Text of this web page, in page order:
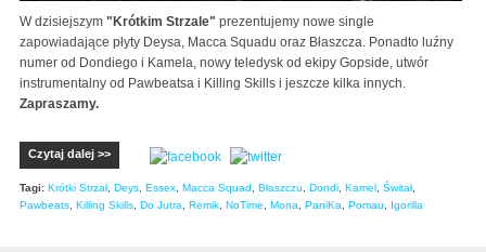
W dzisiejszym "Krótkim Strzale" prezentujemy nowe single
zapowiadające płyty Deysa, Macca Squadu oraz Błaszcza. Ponadto luźny
numer od Dondiego i Kamela, nowy teledysk od ekipy Gopside, utwór
instrumentalny od Pawbeatsa i Killing Skills i jeszcze kilka innych.
Zapraszamy.
Czytaj dalej >>
Tagi: Krótki Strzał, Deys Essex Macca Squad Błaszczu Dondi Kamel Świtał,
Pawbeats Killing Skills Do Jutra Remik NoTime Mona PaniKa Pomau Igorilla